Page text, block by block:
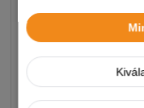
Készleten, várható
munkanap
+